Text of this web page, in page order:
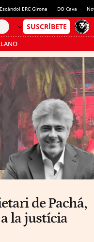
Escàndol ERC Girona DO Cava
de Pachá,
la justícia